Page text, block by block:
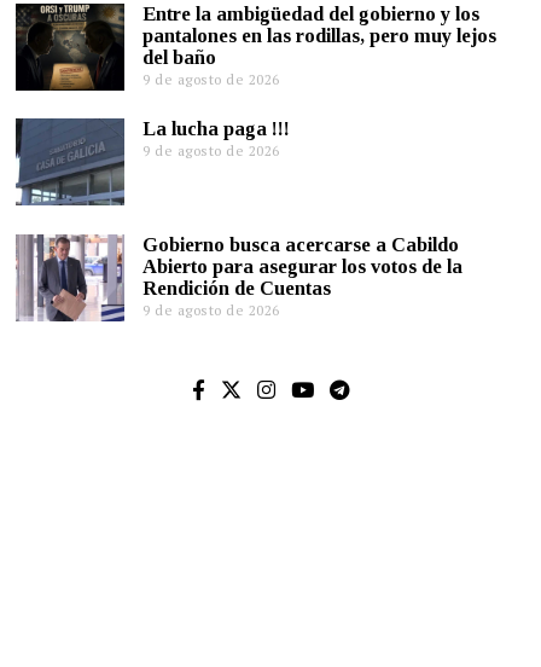
Entre la ambigüedad del gobierno y los
pantalones en las rodillas, pero muy lejos
del baño
9 de agosto de 2026
La lucha paga !!!
9 de agosto de 2026
Gobierno busca acercarse a Cabildo
Abierto para asegurar los votos de la
Rendición de Cuentas
9 de agosto de 2026